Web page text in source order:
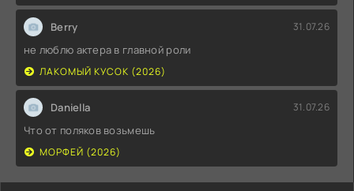
Berry 31.07.26
не люблю актера в главной роли
ЛАКОМЫЙ КУСОК (2026)
Daniella 31.07.26
Что от поляков возьмешь
МОРФЕЙ (2026)